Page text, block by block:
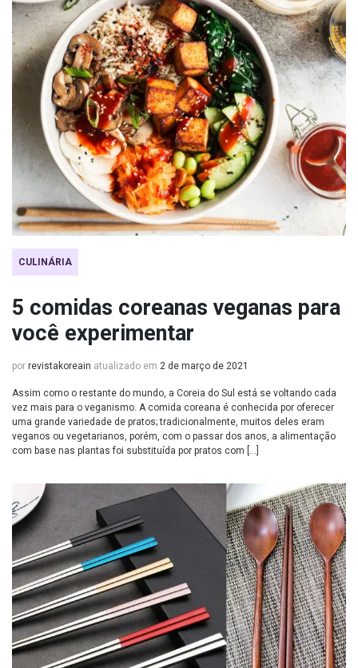
CULINÁRIA
5 comidas coreanas veganas para
você experimentar
por revistakoreain atualizado em 2 de março de 2021
Assim como o restante do mundo, a Coreia do Sul está se voltando cada
vez mais para o veganismo. A comida coreana é conhecida por oferecer
uma grande variedade de pratos; tradicionalmente, muitos deles eram
veganos ou vegetarianos, porém, com o passar dos anos, a alimentação
com base nas plantas foi substituída por pratos com […]